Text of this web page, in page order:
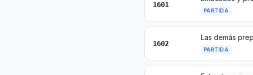
1601
PARTIDA
1602
Las demás
PARTIDA